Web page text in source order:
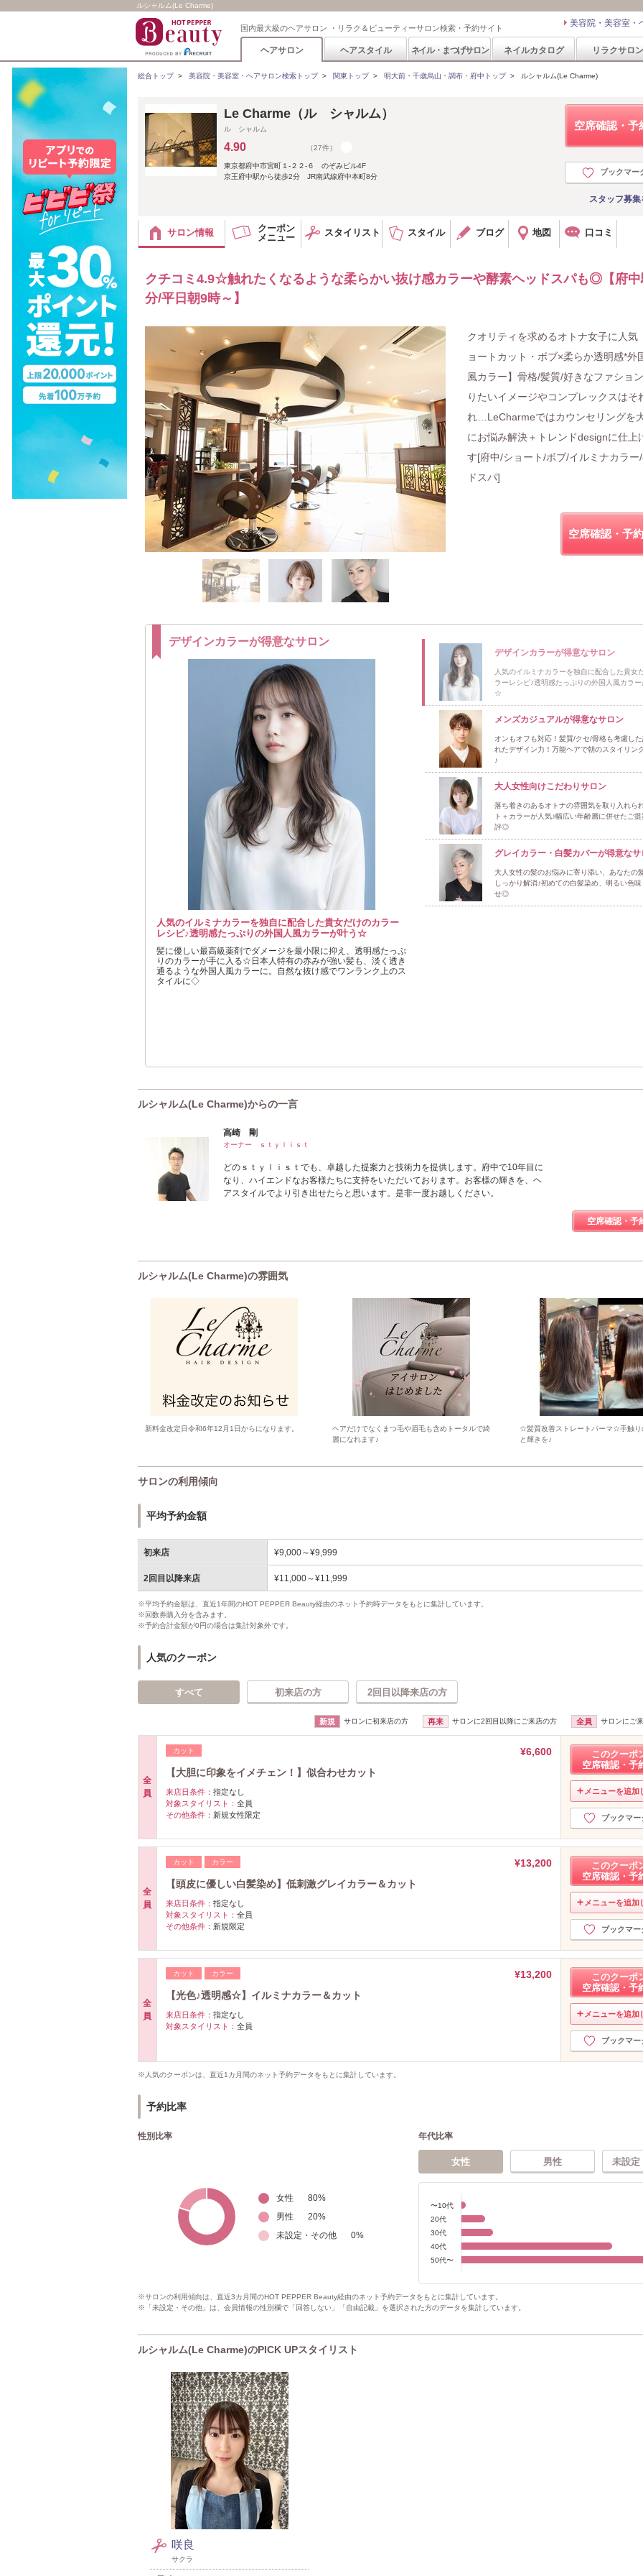
ルシャルム(Le Charme)
国内最大級のヘアサロン ・リラク＆ビューティーサロン検索・予約サイト 美容院・美容室・
ヘアサロン ヘアスタイル ネイル・まつげサロン ネイルカタログ リラクサロン
総合トップ> 美容院・美容室・ヘアサロン検索トップ> 関東トップ> 明大前・千歳烏山・調布・府中トップ> ルシャルム(Le Charme)
空席確認・予
ブックマー
スタッフ募
Le Charme（ル シャルム）
ル シャルム
4.90 （27件）
東京都府中市宮町１‐２２‐６ のぞみビル4F
京王府中駅から徒歩2分 JR南武線府中本町8分
サロン情報
クーポン
メニュー
スタイリスト スタイル ブログ 地図 口コミ
クチコミ4.9☆触れたくなるような柔らかい抜け感カラーや酵素ヘッドスパも◎【府
分/平日朝9時～】
クオリティを求めるオトナ女子に人気
ョートカット・ボブ×柔らか透明感*外
風カラー】骨格/髪質/好きなファショ
りたいイメージやコンプレックスはそ
れ…LeCharmeではカウンセリングを
にお悩み解決＋トレンドdesignに仕上
す[府中/ショート/ボブ/イルミナカラー
ドスパ]
空席確認・予
デザインカラーが得意なサロン
人気のイルミナカラーを独自に配合した貴女だけのカラー
レシピ♪透明感たっぷりの外国人風カラーが叶う☆
髪に優しい最高級薬剤でダメージを最小限に抑え、透明感たっぷ
りのカラーが手に入る☆日本人特有の赤みが強い髪も、淡く透き
通るような外国人風カラーに。自然な抜け感でワンランク上のス
タイルに◇
デザインカラーが得意なサロン
人気のイルミナカラーを独自に配合した貴女
ラーレシピ♪透明感たっぷりの外国人風カラ
☆
メンズカジュアルが得意なサロン
オンもオフも対応！髪質/クセ/骨格も考慮し
れたデザイン力！万能ヘアで朝のスタイリン
♪
大人女性向けこだわりサロン
落ち着きのあるオトナの雰囲気を取り入れら
ト＋カラーが人気♪幅広い年齢層に併せたご
評◎
グレイカラー・白髪カバーが得意なサ
大人女性の髪のお悩みに寄り添い、あなたの
しっかり解消♪初めての白髪染め、明るい色
せ◎
ルシャルム(Le Charme)からの一言
高崎 剛
オーナー ｓｔｙｌｉｓｔ
どのｓｔｙｌｉｓｔでも、卓越した提案力と技術力を提供します。府中で10年目に
なり、ハイエンドなお客様たちに支持をいただいております。お客様の輝きを、ヘ
アスタイルでより引き出せたらと思います。是非一度お越しください。
空席確認・予
ルシャルム(Le Charme)の雰囲気
新料金改定日令和6年12月1日からになります。
ヘアだけでなくまつ毛や眉毛も含めトータルで綺
麗になれます♪
☆髪質改善ストレートパーマ☆手触り
と輝きを♪
サロンの利用傾向
平均予約金額
初来店 ¥9,000～¥9,999
2回目以降来店 ¥11,000～¥11,999
※平均予約金額は、直近1年間のHOT PEPPER Beauty経由のネット予約時データをもとに集計しています。
※回数券購入分を含みます。
※予約合計金額が0円の場合は集計対象外です。
人気のクーポン
すべて 初来店の方 2回目以降来店の方
新規 サロンに初来店の方 再来 サロンに2回目以降にご来店の方 全員 サロンにご
全
員
カット
¥6,600
【大胆に印象をイメチェン！】似合わせカット
来店日条件： 指定なし
対象スタイリスト： 全員
その他条件： 新規女性限定
このクーポ
空席確認・予
メニューを追加
ブックマー
全
員
カット カラー
¥13,200
【頭皮に優しい白髪染め】低刺激グレイカラー＆カット
来店日条件： 指定なし
対象スタイリスト： 全員
その他条件： 新規限定
このクーポ
空席確認・予
メニューを追加
ブックマー
全
員
カット カラー
¥13,200
【光色♪透明感☆】イルミナカラー＆カット
来店日条件： 指定なし
対象スタイリスト： 全員
このクーポ
空席確認・予
メニューを追加
ブックマー
※人気のクーポンは、直近1カ月間のネット予約データをもとに集計しています。
予約比率
性別比率
女性 80%
男性
20%
未設定・その他
0%
年代比率
女性 男性 未設定
〜10代
20代
30代
40代
50代〜
※サロンの利用傾向は、直近3カ月間のHOT PEPPER Beauty経由のネット予約データをもとに集計しています。
※「未設定・その他」は、会員情報の性別欄で「回答しない」「自由記載」を選択された方のデータを集計しています。
ルシャルム(Le Charme)のPICK UPスタイリスト
咲良
サクラ